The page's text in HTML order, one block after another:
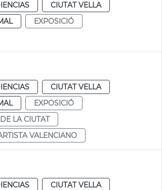
CIUTAT VELLA
EXPOSICIÓ
CIUTAT VELLA
EXPOSICIÓ
LA CIUTAT
VALENCIANO
CIUTAT VELLA